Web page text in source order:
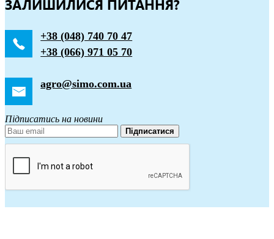
ЗАЛИШИЛИСЯ ПИТАННЯ?
+38 (048) 740 70 47
+38 (066) 971 05 70
agro@simo.com.ua
Підписатись на новини
Підписатися